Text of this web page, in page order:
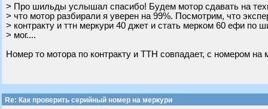
> Про шильды услышал спасибо! Будем мотор сдавать на
> что мотор разбирали я уверен на 99%. Посмотрим, что
> контракту и ттн меркури 40 джет и стать мерком 60 ефи по
> мог....
Номер то мотора по контракту и ТТН совпадает, с номером на
Re: Как проверить серийный номер на меркури